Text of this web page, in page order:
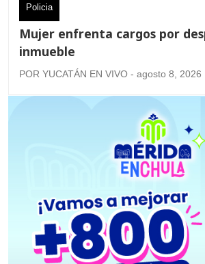
Policia
Mujer enfrenta cargos por
inmueble
POR YUCATÁN EN VIVO - agosto 8, 2026